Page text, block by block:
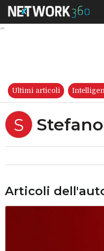
Ultimi articoli
S
Articoli